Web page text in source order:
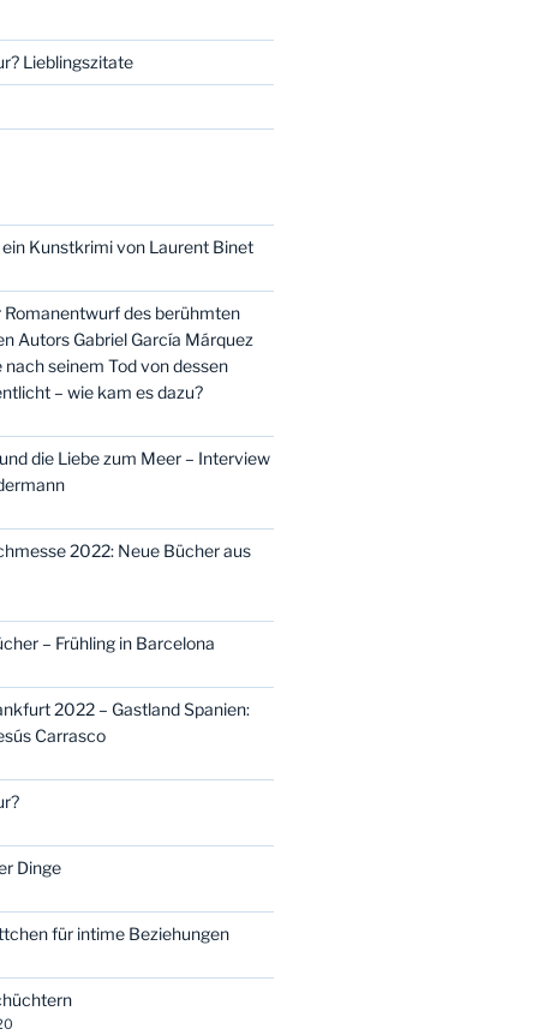
Lieblingszitate
Kunstkrimi von Laurent Binet
des berühmten
Autors Gabriel García Márquez
nach seinem Tod von dessen
– wie kam es dazu?
die Liebe zum Meer – Interview
2022: Neue Bücher aus
– Frühling in Barcelona
2022 – Gastland Spanien:
Carrasco
Dinge
für intime Beziehungen